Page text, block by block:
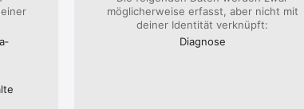
Service für Sie stetig erweitern und neue Anwendungen
Sie jederzeit gern Kontakt zu uns auf
mobilen Servicecenter.
möglicherweise erfasst, aber nicht mit
deiner Identität verknüpft:
Diagnose